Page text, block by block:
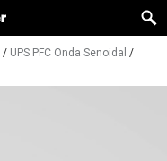
/ UPS PFC Onda Senoidal /